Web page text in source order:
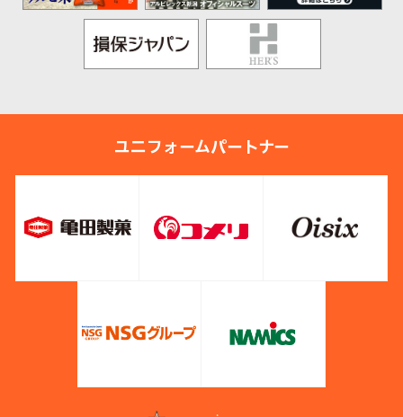
ユニフォームパートナー